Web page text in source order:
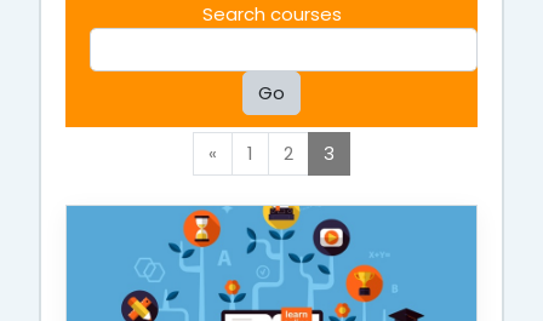
Search courses
Go
« Previous
1 2 3